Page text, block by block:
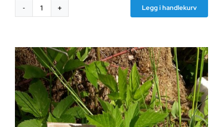
Cistrose
hele
blomster,
blader
og
knopper
økologisk,
Legg i handlekurv